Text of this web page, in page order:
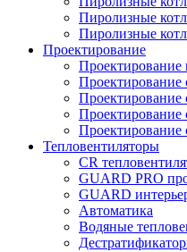
Пиролизные
Пиролизные
Проектирование
Проектирование
Проектирование
Проектирование
Проектирование
Проектирование
Тепловентиляторы
CR
GUARD PRO
GUARD
Автоматика
Водяные